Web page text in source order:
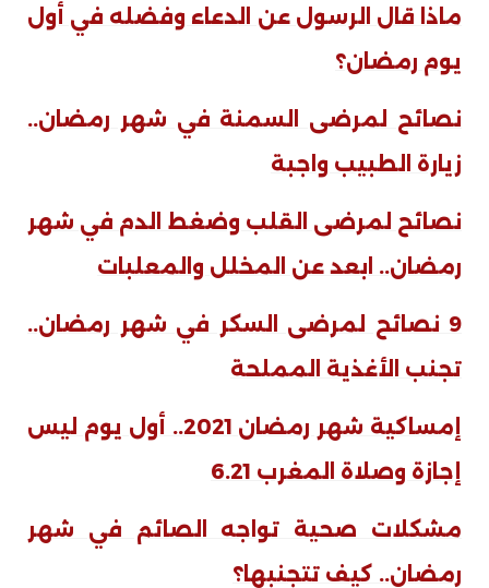
ماذا قال الرسول عن الدعاء وفضله في أول
يوم رمضان؟
نصائح لمرضى السمنة في شهر رمضان..
زيارة الطبيب واجبة
نصائح لمرضى القلب وضغط الدم في شهر
رمضان.. ابعد عن المخلل والمعلبات
9 نصائح لمرضى السكر في شهر رمضان..
تجنب الأغذية المملحة
إمساكية شهر رمضان 2021.. أول يوم ليس
إجازة وصلاة المغرب 6.21
مشكلات صحية تواجه الصائم في شهر
رمضان.. كيف تتجنبها؟